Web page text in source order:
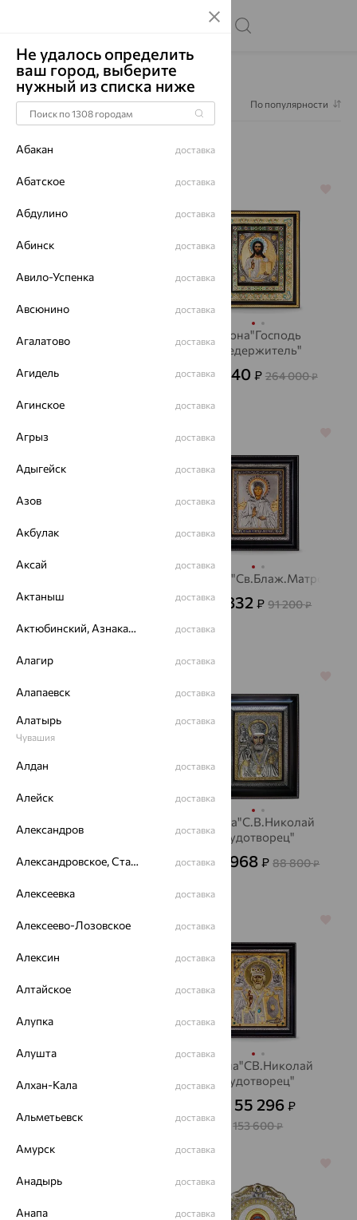
Главная Каталог Предметы интерьера
Фильтр По популярности
64%
Икона"Господь
Вседержитель"
95 040 ₽ 264 000₽
64%
32 832
Икона"Св.Блаж.Матрона"
32 832₽ 91 200₽
Хранитель"
от 21 600₽ 60 000
Икона"С.В.Николай
Чудотворец"
от 31 968₽ 88 800₽
Хранитель"
Икона"СВ.Николай
Чудотворец"
55 296 ₽
153 600₽
Не удалось определить
ваш город, выберите
нужный из списка ниже
Абакан доставка
Абатское доставка
Абдулино доставка
Абинск доставка
Авило-Успенка доставка
Авсюнино доставка
Агалатово доставка
Агидель доставка
Агинское доставка
Агрыз доставка
Адыгейск доставка
Азов доставка
Акбулак доставка
Аксай доставка
Актаныш доставка
Актюбинский, Азнакаевский район доставка
Алагир доставка
Алапаевск доставка
Алатырь
Чувашия
доставка
Алдан доставка
Алейск доставка
Александров доставка
Александровское, Ставропольский край доставка
Алексеевка доставка
Алексеево-Лозовское доставка
Алексин доставка
Алтайское доставка
Алупка доставка
Алушта доставка
Алхан-Кала доставка
Альметьевск доставка
Амурск доставка
Анадырь доставка
Анапа доставка